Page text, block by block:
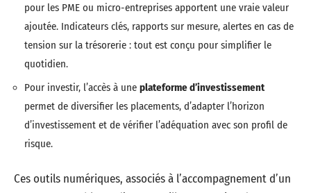
pour les PME ou micro-entreprises apportent une vraie valeur
ajoutée. Indicateurs clés, rapports sur mesure, alertes en cas de
tension sur la trésorerie : tout est conçu pour simplifier le
quotidien.
Pour investir, l’accès à une plateforme d’investissement
permet de diversifier les placements, d’adapter l’horizon
d’investissement et de vérifier l’adéquation avec son profil de
risque.
Ces outils numériques, associés à l’accompagnement d’un